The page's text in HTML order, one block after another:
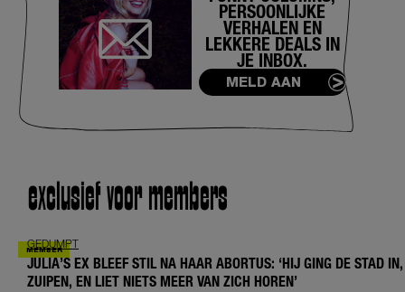
PERSOONLIJKE
VERHALEN EN
LEKKERE DEALS IN
JE INBOX.
MELD AAN
exclusief voor members
GEDUMPT
JULIA’S EX BLEEF STIL NA HAAR ABORTUS: ‘HIJ GING DE STAD IN,
ZUIPEN, EN LIET NIETS MEER VAN ZICH HOREN’